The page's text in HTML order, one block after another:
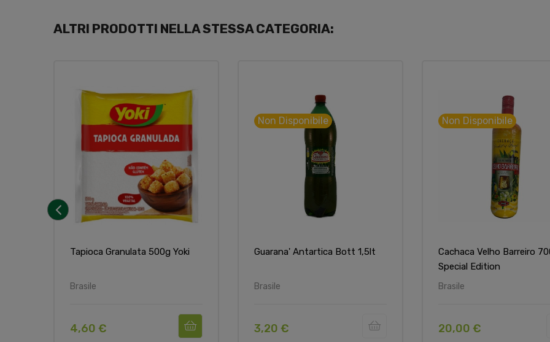
ALTRI PRODOTTI NELLA STESSA CATEGORIA:
Tapioca Granulata 500g Yoki
Brasile
4,60 €
Guarana' Antartica Bott 1,5lt
Brasile
Non Disponibile
3,20 €
Cachaca Velho Barreiro
Special Edition
Brasile
Non Disponibile
20,00 €